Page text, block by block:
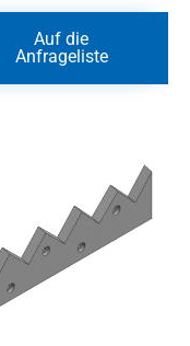
381
mm
-
Auf die
Anfrageliste